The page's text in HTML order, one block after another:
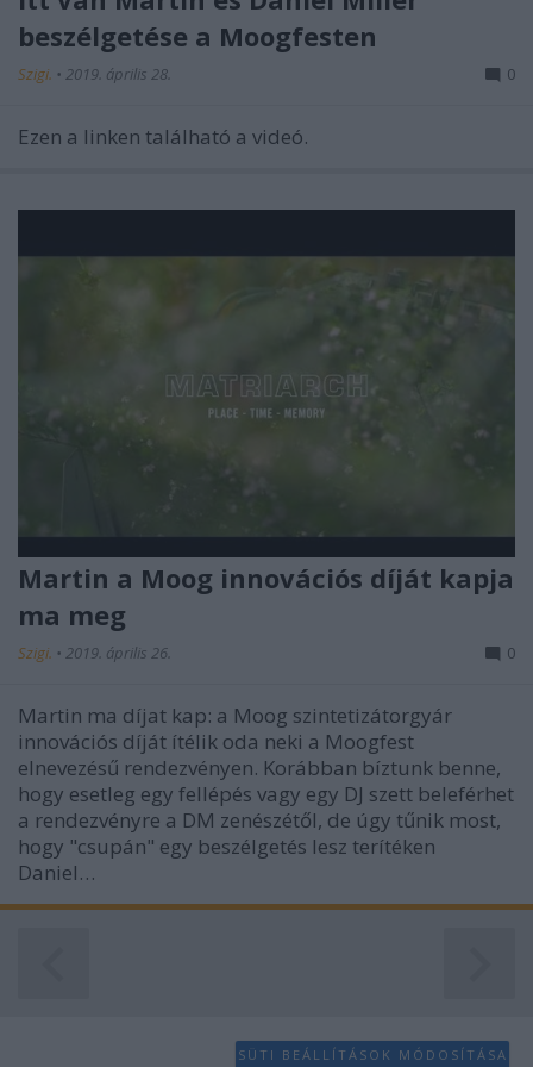
beszélgetése a Moogfesten
Szigi. • 2019. április 28. 0
Ezen a linken található a videó.
Martin a Moog innovációs díját kapja
ma meg
Szigi. • 2019. április 26. 0
Martin ma díjat kap: a Moog szintetizátorgyár
innovációs díját ítélik oda neki a Moogfest
elnevezésű rendezvényen. Korábban bíztunk benne,
hogy esetleg egy fellépés vagy egy DJ szett beleférhet
a rendezvényre a DM zenészétől, de úgy tűnik most,
hogy "csupán" egy beszélgetés lesz terítéken
Daniel…
SÜTI BEÁLLÍTÁSOK MÓDOSÍTÁSA